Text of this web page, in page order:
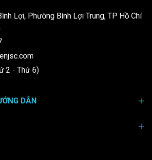
Lợi, Phường Bình Lợi Trung, TP Hồ Chí
2 - Thứ 6)
DẪN